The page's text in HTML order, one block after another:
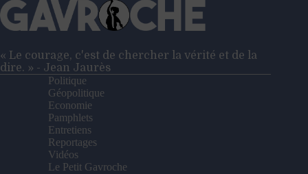
« Le courage, c'est de chercher la vérité et de la
dire. » - Jean Jaurès
Politique
Géopolitique
Economie
Pamphlets
Entretiens
Reportages
Vidéos
Le Petit Gavroche